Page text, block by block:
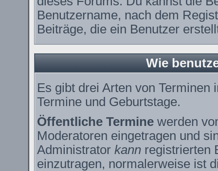
Benutzername, nach dem
Beiträge, die ein Benutzer
Wie
Es gibt drei Arten von Terminen
Termine und Geburtstage.
Öffentliche Terminewerden
Moderatoren eingetragen und
Administrator kannregistrierten
einzutragen, normalerweise ist